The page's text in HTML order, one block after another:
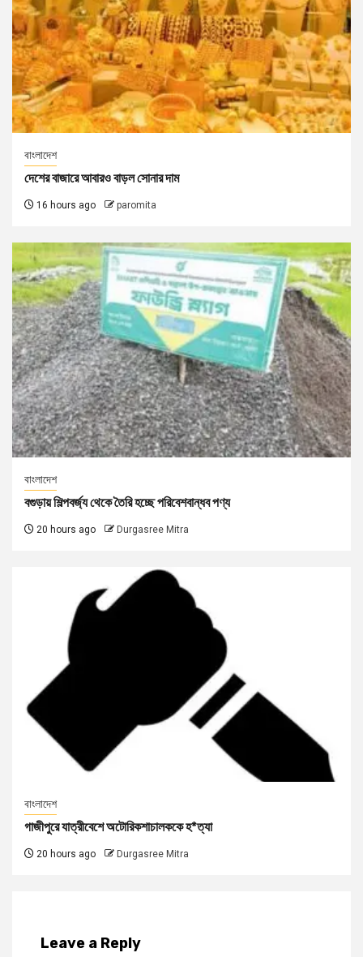
বাংলাদেশ
দেশের বাজারে আবারও বাড়ল সোনার দাম
16 hours ago paromita
বাংলাদেশ
বগুড়ায় শিল্পবর্জ্য থেকে তৈরি হচ্ছে পরিবেশবান্ধব পণ্য
20 hours ago Durgasree Mitra
বাংলাদেশ
গাজীপুরে যাত্রীবেশে অটোরিকশাচালককে হ*ত্যা
20 hours ago Durgasree Mitra
Leave a Reply